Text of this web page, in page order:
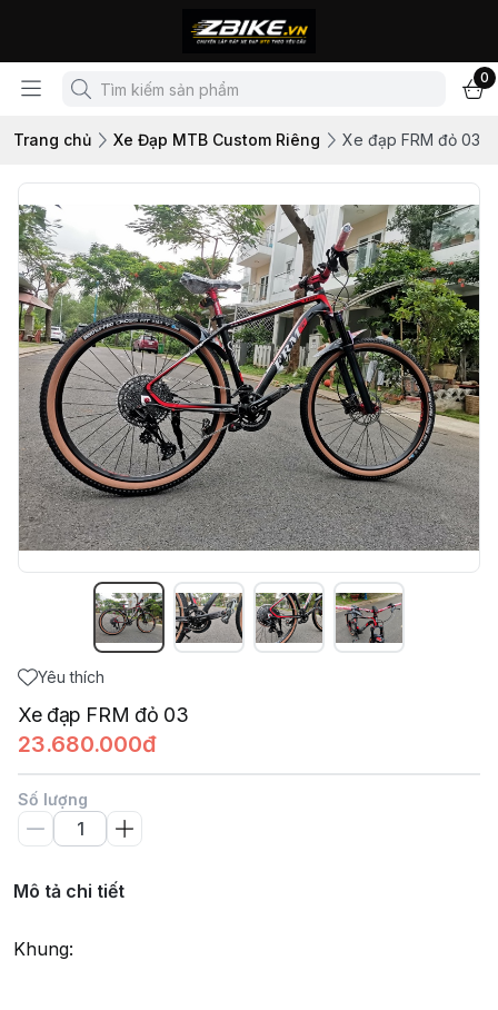
0
Trang chủ Xe Đạp MTB Custom Riêng Xe đạp FRM đỏ 03
Yêu thích
Xe đạp FRM đỏ 03
23.680.000đ
Số lượng
Mô tả chi tiết
Khung: